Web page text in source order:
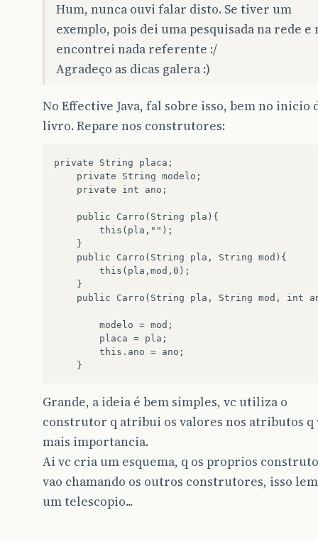
Hum, nunca ouvi falar disto. Se tiver um
exemplo, pois dei uma pesquisada na rede e
encontrei nada referente :/
Agradeço as dicas galera :)
No Effective Java, fal sobre isso, bem no inicio
livro. Repare nos construtores:
private String placa;
Grande, a ideia é bem simples, vc utiliza o
construtor q atribui os valores nos atributos q
mais importancia.
Ai vc cria um esquema, q os proprios
vao chamando os outros construtores, isso
um telescopio...